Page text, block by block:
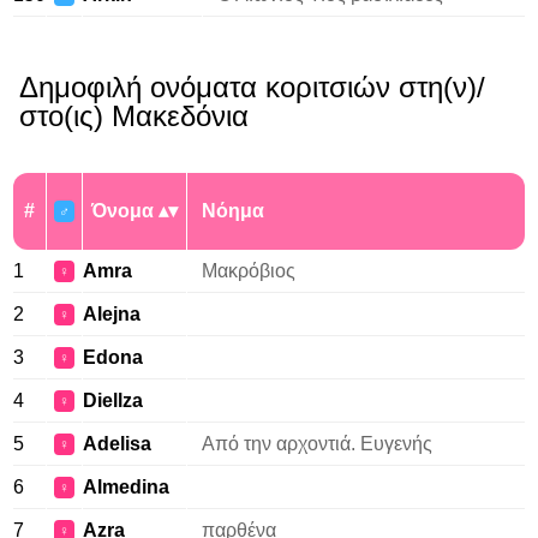
Δημοφιλή ονόματα κοριτσιών στη(ν)/
στο(ις) Μακεδόνια
# ♂ Όνομα Νόημα
1 ♀ Amra Μακρόβιος
2 ♀ Alejna
3 ♀ Edona
4 ♀ Diellza
5 ♀ Adelisa Από την αρχοντιά. Ευγενής
6 ♀ Almedina
7 ♀ Azra παρθένα